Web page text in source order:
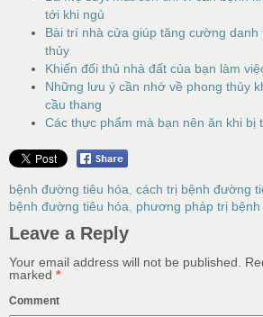
tới khi ngủ
Bài trí nhà cửa giúp tăng cường danh
thủy
Khiến đối thủ nhà đất của bạn làm
Những lưu ý cần nhớ về phong thủy
cầu thang
Các thực phẩm mà bạn nên ăn khi bị
bệnh đường tiêu hóa cách trị bệnh đường
bệnh đường tiêu hóa
phương pháp trị
Leave a Reply
Your email address will not be published.
marked *
Comment